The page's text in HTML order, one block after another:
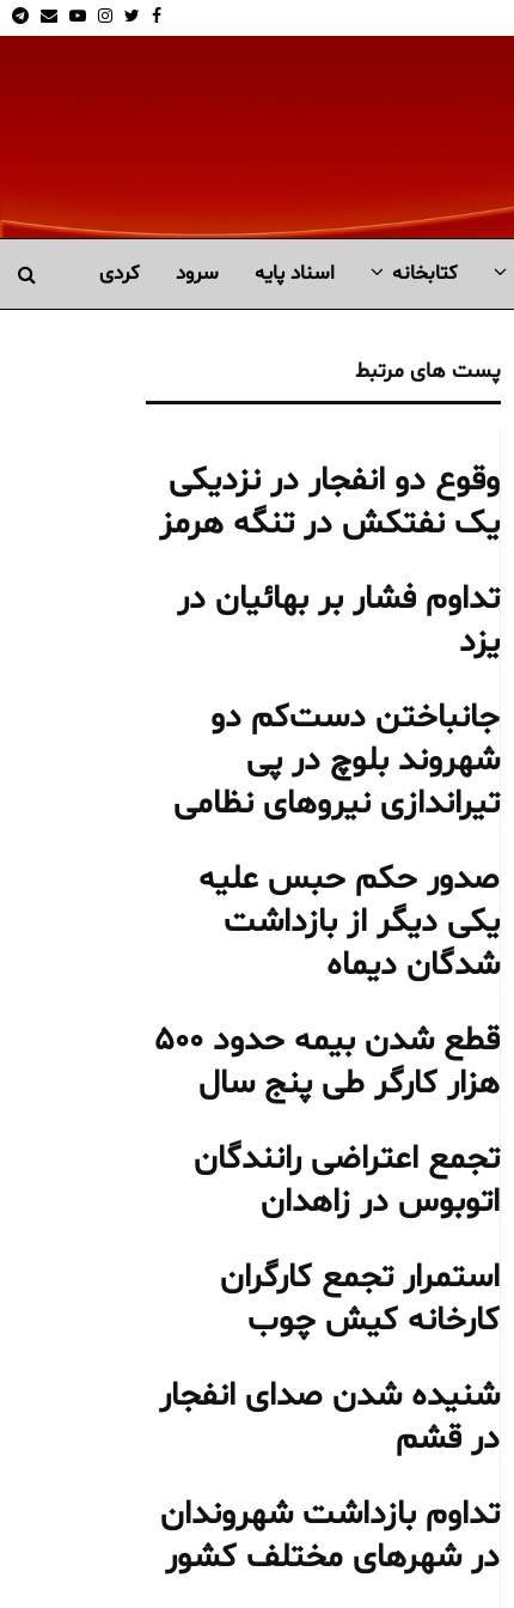
Facebook
Twitter
Instagram
Youtube
Email
کتابخانە اسناد پایه سرود کردی
پست های مرتبط
وقوع دو انفجار در نزدیکی
یک نفتکش در تنگه هرمز
تداوم فشار بر بهائیان در
یزد
جانباختن دست‌کم دو
شهروند بلوچ در پی
تیراندازی نیروهای نظامی
صدور حکم حبس علیه
یکی دیگر از بازداشت
شدگان دیماه
قطع شدن بیمه حدود ۵۰۰
هزار کارگر طی پنج سال
تجمع اعتراضی رانندگان
اتوبوس در زاهدان
استمرار تجمع کارگران
کارخانه کیش چوب
شنیده شدن صدای انفجار
در قشم
تداوم بازداشت شهروندان
در شهرهای مختلف کشور